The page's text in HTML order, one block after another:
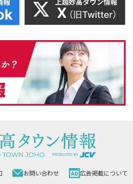
お問い合わせ 広告掲載について